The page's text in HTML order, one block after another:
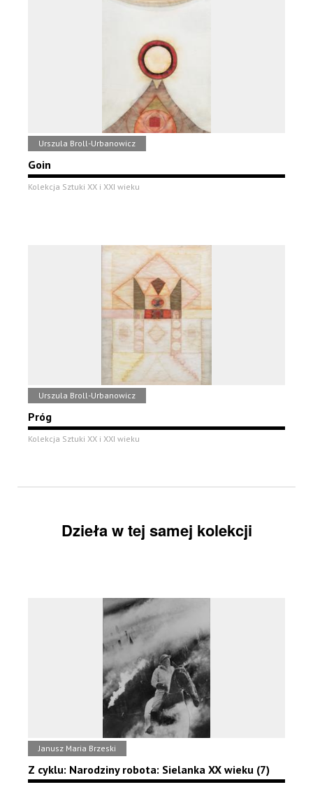
Urszula Broll-Urbanowicz
Goin
Kolekcja Sztuki XX i XXI wieku
Urszula Broll-Urbanowicz
Próg
Kolekcja Sztuki XX i XXI wieku
Dzieła w tej samej kolekcji
Janusz Maria Brzeski
Z cyklu: Narodziny robota: Sielanka XX wieku (7)